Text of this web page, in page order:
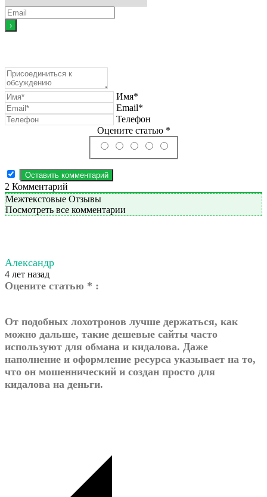
Имя*
Email*
Телефон
Оцените статью *
2 Комментарий
Межтекстовые Отзывы
Посмотреть все комментарии
Александр
4 лет назад
Оцените статью * :
От подобных лохотронов лучше держаться, как
можно дальше, такие дешевые сайты часто
используют для обмана и кидалова. Даже
наполнение и оформление ресурса указывает на то,
что он мошеннический и создан просто для
кидалова на деньги.